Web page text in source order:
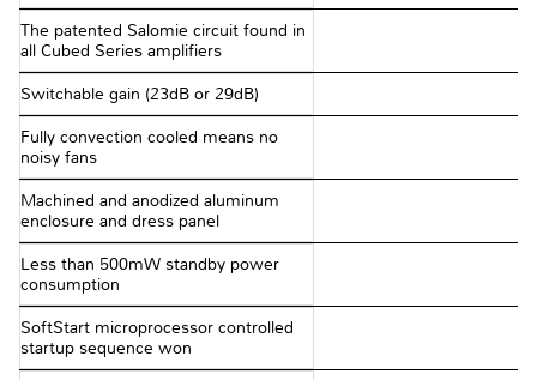
The patented Salomie circuit found in
all Cubed Series amplifiers
Switchable gain (23dB or 29dB)
Fully convection cooled means no
noisy fans
Machined and anodized aluminum
enclosure and dress panel
Less than 500mW standby power
consumption
SoftStart microprocessor controlled
startup sequence won